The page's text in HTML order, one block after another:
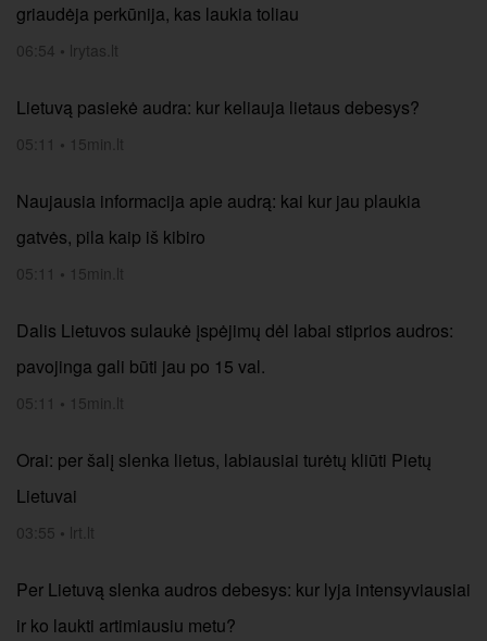
griaudėja perkūnija, kas laukia toliau
06:54 • lrytas.lt
Lietuvą pasiekė audra: kur keliauja lietaus debesys?
05:11 • 15min.lt
Naujausia informacija apie audrą: kai kur jau plaukia
gatvės, pila kaip iš kibiro
05:11 • 15min.lt
Dalis Lietuvos sulaukė įspėjimų dėl labai stiprios audros:
pavojinga gali būti jau po 15 val.
05:11 • 15min.lt
Orai: per šalį slenka lietus, labiausiai turėtų kliūti Pietų
Lietuvai
03:55 • lrt.lt
Per Lietuvą slenka audros debesys: kur lyja intensyviausiai
ir ko laukti artimiausiu metu?